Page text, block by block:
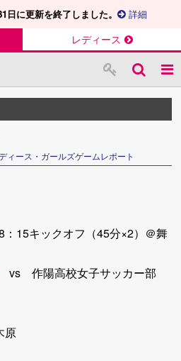
日に更新を終了しました。 詳細
レディース
ィース・ガールズゲームレポート
15キックオフ（45分×2）＠舞
作陽高校女子サッカー部